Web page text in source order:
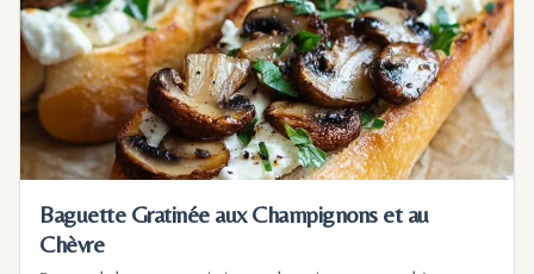
Baguette Gratinée aux Champignons et au
Chèvre